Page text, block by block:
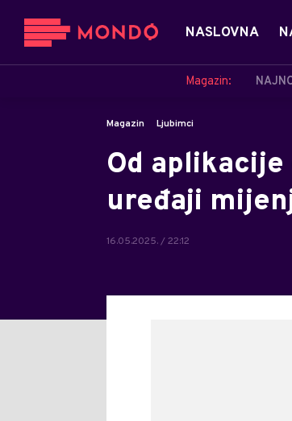
NASLOVNA
Magazin:
Magazin Ljubimci
Od aplikacije
uređaji
16.05.2025. / 22:12